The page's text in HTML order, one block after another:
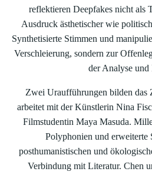
reflektieren Deepfakes nicht als
Ausdruck ästhetischer wie
Synthetisierte Stimmen und
Verschleierung, sondern zur
der Analyse
Zwei Uraufführungen bilden das
arbeitet mit der Künstlerin Nina
Filmstudentin Maya Masuda.
Polyphonien und erweiterte
posthumanistischen und
Verbindung mit Literatur. Chen